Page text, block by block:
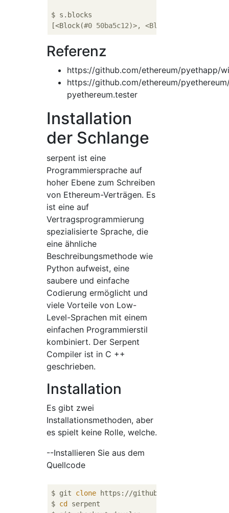
$ s.blocks
[<Block(#0 50ba5c12)>, <Block(#1
Referenz
https://github.com/ethereum/pyethapp/
https://github.com/ethereum/
pyethereum.tester
Installation
der Schlange
serpent ist eine
Programmiersprache auf
hoher Ebene zum Schreiben
von Ethereum-Verträgen. Es
ist eine auf
Vertragsprogrammierung
spezialisierte Sprache, die
eine ähnliche
Beschreibungsmethode wie
Python aufweist, eine
saubere und einfache
Codierung ermöglicht und
viele Vorteile von Low-
Level-Sprachen mit einem
einfachen Programmierstil
kombiniert. Der Serpent
Compiler ist in C ++
geschrieben.
Installation
Es gibt zwei
Installationsmethoden, aber
es spielt keine Rolle, welche.
--Installieren Sie aus dem
Quellcode
$ git clone https://github.com/ethereum/
$ cd
serpent